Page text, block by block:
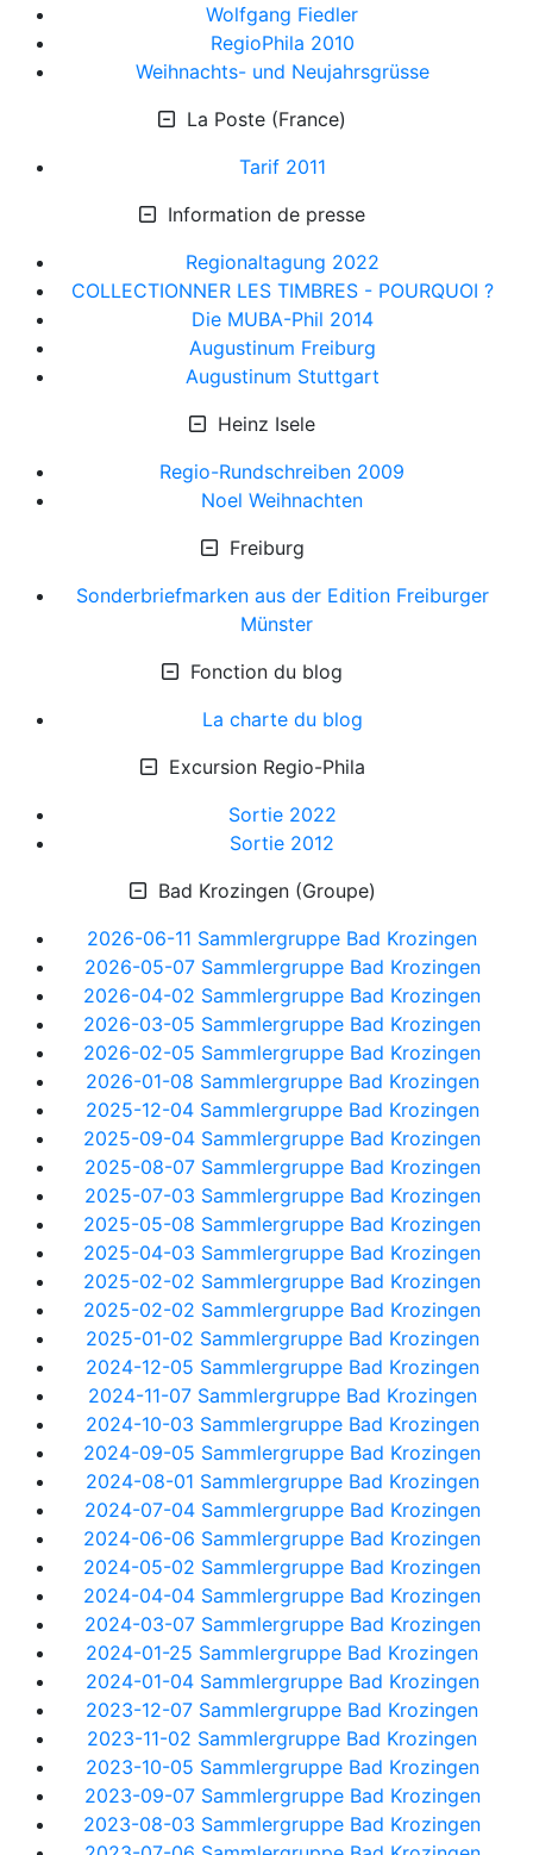
Wolfgang Fiedler
RegioPhila 2010
Weihnachts- und Neujahrsgrüsse
La Poste (France)
Tarif 2011
Information de presse
Regionaltagung 2022
COLLECTIONNER LES TIMBRES - POURQUOI ?
Die MUBA-Phil 2014
Augustinum Freiburg
Augustinum Stuttgart
Heinz Isele
Regio-Rundschreiben 2009
Noel Weihnachten
Freiburg
Sonderbriefmarken aus der Edition Freiburger
Münster
Fonction du blog
La charte du blog
Excursion Regio-Phila
Sortie 2022
Sortie 2012
Bad Krozingen (Groupe)
2026-06-11 Sammlergruppe Bad Krozingen
2026-05-07 Sammlergruppe Bad Krozingen
2026-04-02 Sammlergruppe Bad Krozingen
2026-03-05 Sammlergruppe Bad Krozingen
2026-02-05 Sammlergruppe Bad Krozingen
2026-01-08 Sammlergruppe Bad Krozingen
2025-12-04 Sammlergruppe Bad Krozingen
2025-09-04 Sammlergruppe Bad Krozingen
2025-08-07 Sammlergruppe Bad Krozingen
2025-07-03 Sammlergruppe Bad Krozingen
2025-05-08 Sammlergruppe Bad Krozingen
2025-04-03 Sammlergruppe Bad Krozingen
2025-02-02 Sammlergruppe Bad Krozingen
2025-02-02 Sammlergruppe Bad Krozingen
2025-01-02 Sammlergruppe Bad Krozingen
2024-12-05 Sammlergruppe Bad Krozingen
2024-11-07 Sammlergruppe Bad Krozingen
2024-10-03 Sammlergruppe Bad Krozingen
2024-09-05 Sammlergruppe Bad Krozingen
2024-08-01 Sammlergruppe Bad Krozingen
2024-07-04 Sammlergruppe Bad Krozingen
2024-06-06 Sammlergruppe Bad Krozingen
2024-05-02 Sammlergruppe Bad Krozingen
2024-04-04 Sammlergruppe Bad Krozingen
2024-03-07 Sammlergruppe Bad Krozingen
2024-01-25 Sammlergruppe Bad Krozingen
2024-01-04 Sammlergruppe Bad Krozingen
2023-12-07 Sammlergruppe Bad Krozingen
2023-11-02 Sammlergruppe Bad Krozingen
2023-10-05 Sammlergruppe Bad Krozingen
2023-09-07 Sammlergruppe Bad Krozingen
2023-08-03 Sammlergruppe Bad Krozingen